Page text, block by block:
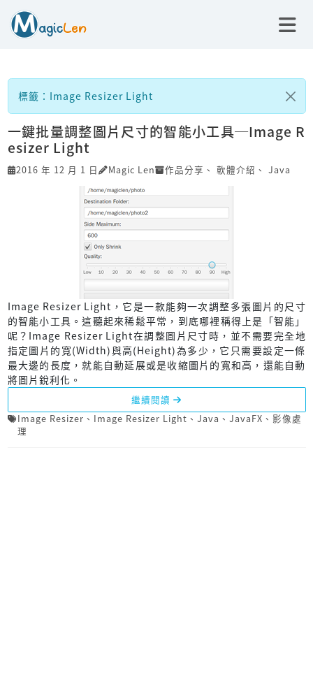
標籤：Image Resizer Light
一鍵批量調整圖片尺寸的智能小工具─Image R
esizer Light
2016 年 12 月 1 日 Magic Len 作品分享 、 軟體介紹 、 Java
Image Resizer Light，它是一款能夠一次調整多張圖片的尺寸
的智能小工具。這聽起來稀鬆平常，到底哪裡稱得上是「智能」
呢？Image Resizer Light在調整圖片尺寸時，並不需要完全地
指定圖片的寬(Width)與高(Height)為多少，它只需要設定一條
最大邊的長度，就能自動延展或是收縮圖片的寬和高，還能自動
將圖片銳利化。
繼續閱讀
Image Resizer 、 Image Resizer Light 、 Java 、 JavaFX 、 影像處
理